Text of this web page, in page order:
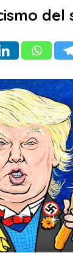
del